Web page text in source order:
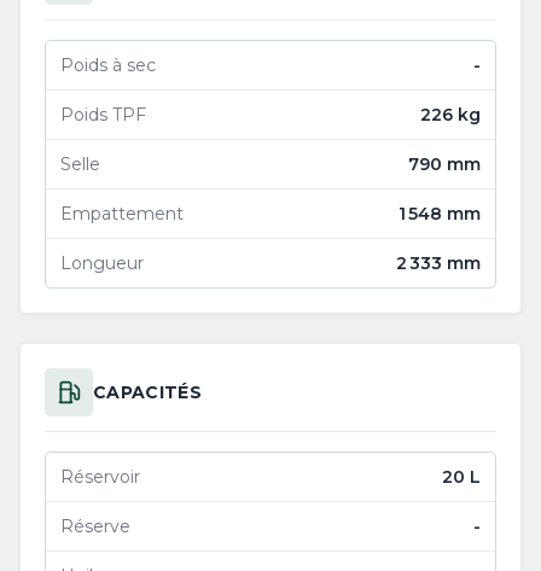
Poids à sec -
Poids TPF 226 kg
Selle 790 mm
Empattement 1 548 mm
Longueur 2 333 mm
CAPACITÉS
Réservoir 20 L
Réserve -